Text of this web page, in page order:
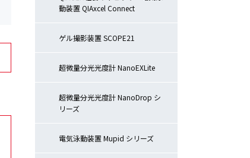
動装置 QIAxcel Connect
ゲル撮影装置 SCOPE21
超微量分光光度計 NanoEXLite
超微量分光光度計 NanoDrop シ
リーズ
電気泳動装置 Mupid シリーズ